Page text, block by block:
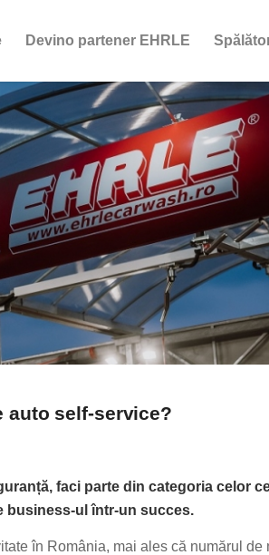
Devino partener EHRLE
auto self-service?
faci parte din categoria celor
business-ul într-un succes.
în România, mai ales că numărul de